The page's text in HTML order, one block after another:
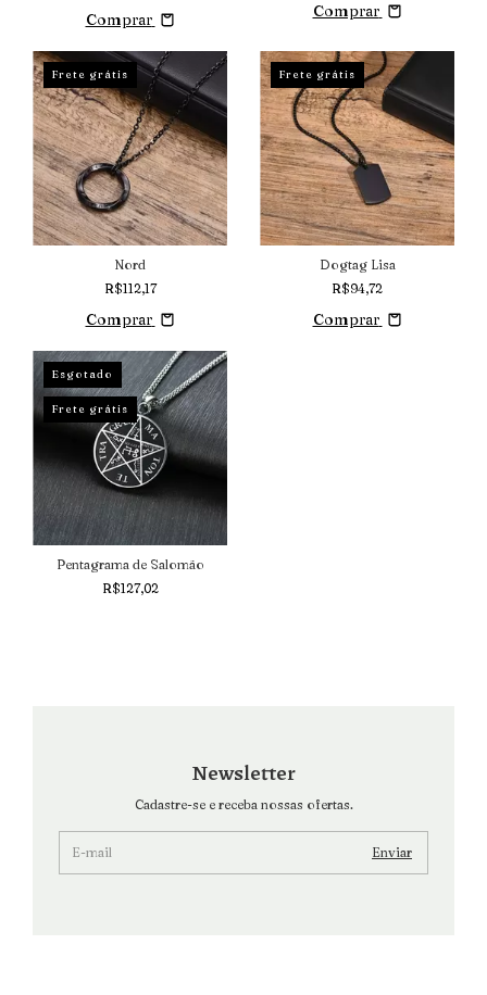
Comprar Comprar
Frete grátis
Nord
R$112,17
Comprar
Frete grátis
Dogtag Lisa
R$94,72
Comprar
Esgotado
Frete grátis
Pentagrama de Salomão
R$127,02
Newsletter
Cadastre-se e receba nossas ofertas.